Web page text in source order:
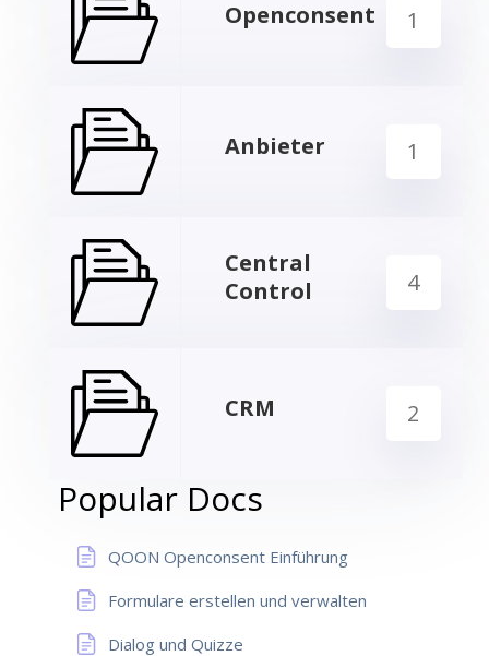
Openconsent 1
Anbieter 1
Central
Control
4
CRM 2
Popular Docs
QOON Openconsent Einführung
Formulare erstellen und verwalten
Dialog und Quizze